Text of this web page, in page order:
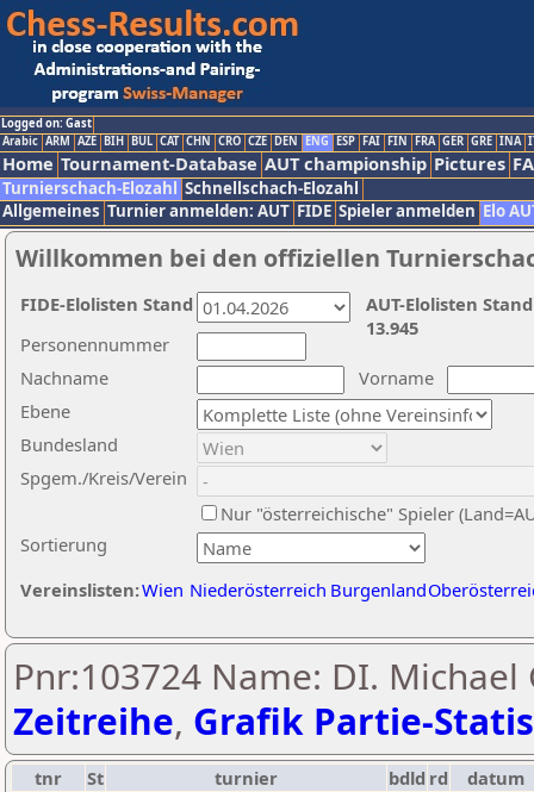
Logged on: Gast
Arabic ARM AZE BIH BUL CAT CHN CRO CZE DEN ENG ESP FAI FIN FRA GER GRE INA
Home Tournament-Database AUT championship Pictures
Turnierschach-Elozahl Schnellschach-Elozahl
Allgemeines Turnier anmelden: AUT FIDE Spieler anmelden Elo
Willkommen bei den offiziellen
Nachname
Vorname
Ebene
Sortierung
Personennummer
Bundesland
Spgem./Kreis/Verein
Nur "österreichische" Spieler
Vereinslisten:Wien Niederösterreich Burgenland
AUT-Elolisten
13.945
FIDE-Elolisten Stand
Pnr:103724 Name: DI.
Zeitreihe, Grafik Partie-
tnr St turnier bdld rd
datum